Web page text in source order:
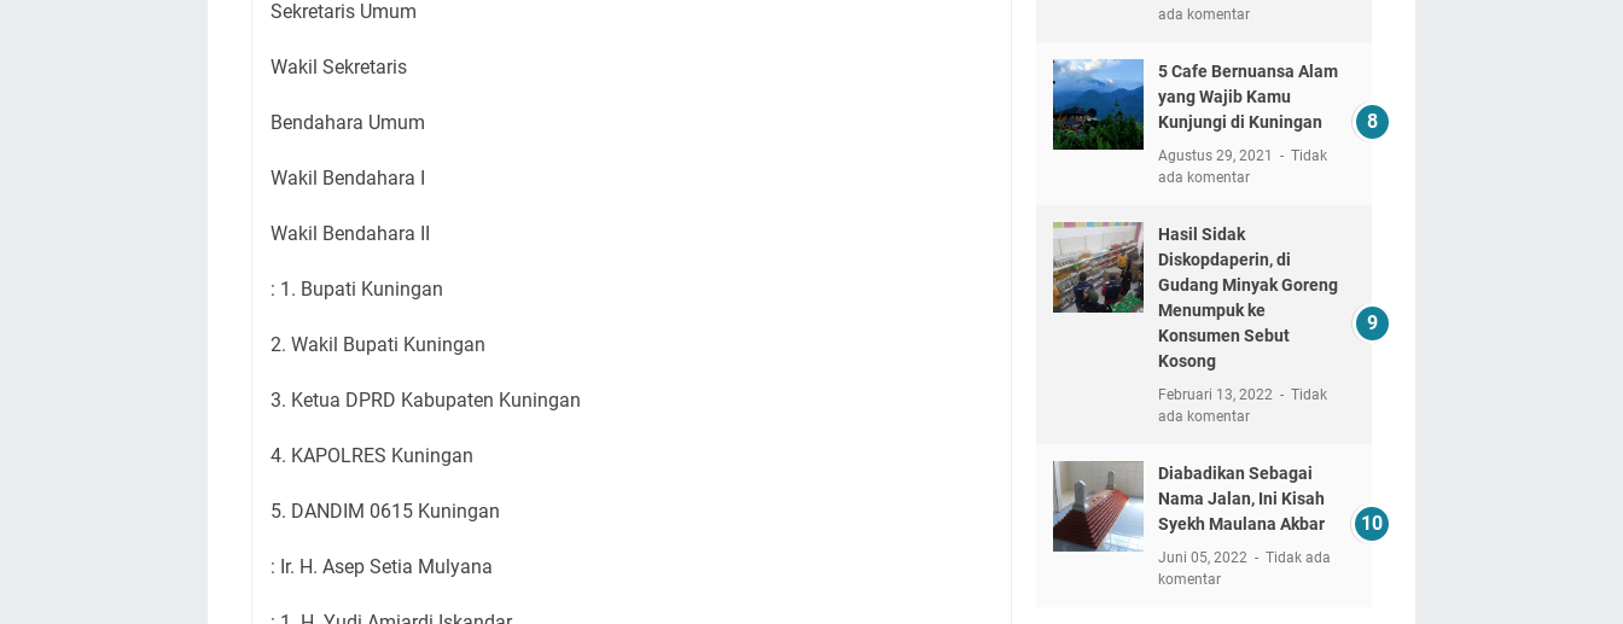
Sekretaris Umum
Wakil Sekretaris
Bendahara Umum
Wakil Bendahara I
Wakil Bendahara II
: 1. Bupati Kuningan
2. Wakil Bupati Kuningan
3. Ketua DPRD Kabupaten Kuningan
4. KAPOLRES Kuningan
5. DANDIM 0615 Kuningan
: Ir. H. Asep Setia Mulyana
ada komentar
5 Cafe Bernuansa Alam
yang Wajib Kamu
Kunjungi di Kuningan
Agustus 29, 2021
Tidak
ada komentar
Hasil Sidak
Diskopdaperin, di
Gudang Minyak Goreng
Menumpuk ke
Konsumen Sebut
Kosong
Februari 13, 2022
Tidak
ada komentar
Diabadikan Sebagai
Nama Jalan, Ini Kisah
Syekh Maulana Akbar
Juni 05, 2022
Tidak ada
komentar